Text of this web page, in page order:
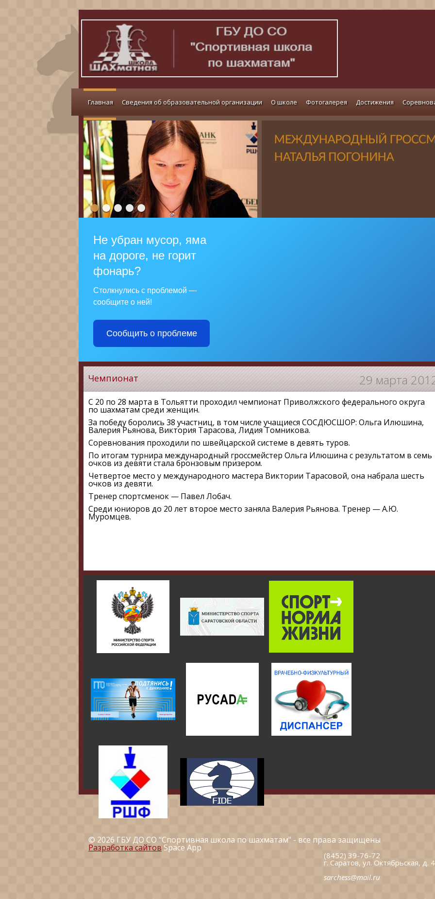
Главная Сведения об образовательной организации О школе Фотогалерея Достижения
Не убран мусор, яма
на дороге, не горит
фонарь?
Столкнулись с проблемой —
сообщите о ней!
Сообщить о проблеме
29 марта
Чемпионат
С 20 по 28 марта в Тольятти проходил чемпионат Приволжского федерального округа
по шахматам среди женщин.
За победу боролись 38 участниц, в том числе учащиеся СОСДЮСШОР: Ольга Илюшина,
Валерия Рьянова, Виктория Тарасова, Лидия Томникова.
Соревнования проходили по швейцарской системе в девять туров.
По итогам турнира международный гроссмейстер Ольга Илюшина с результатом в семь
очков из девяти стала бронзовым призером.
Четвертое место у международного мастера Виктории Тарасовой, она набрала шесть
очков из девяти.
Тренер спортсменок — Павел Лобач.
Среди юниоров до 20 лет второе место заняла Валерия Рьянова. Тренер — А.Ю.
Муромцев.
© 2026 ГБУ ДО СО "Спортивная школа по шахматам" - все права защищены
Разработка сайтов Space App
(8452) 39-76-72
г. Саратов, ул. Октябрьская, д.
sarchess@mail.ru